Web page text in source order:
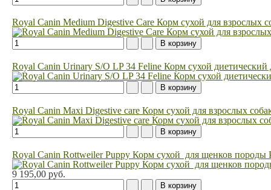
Royal Canin Medium Digestive Care Корм сухой для взрослых
Royal Canin Urinary S/O LP 34 Feline Корм сухой
Royal Canin Maxi Digestive care Корм сухой для взрослых
Royal Canin Rottweiler Puppy Корм сухой для щенков породы
9 195,00 руб.